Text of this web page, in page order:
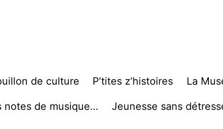
de culture P’tites z’histoires La
notes de musique… Jeunesse sans